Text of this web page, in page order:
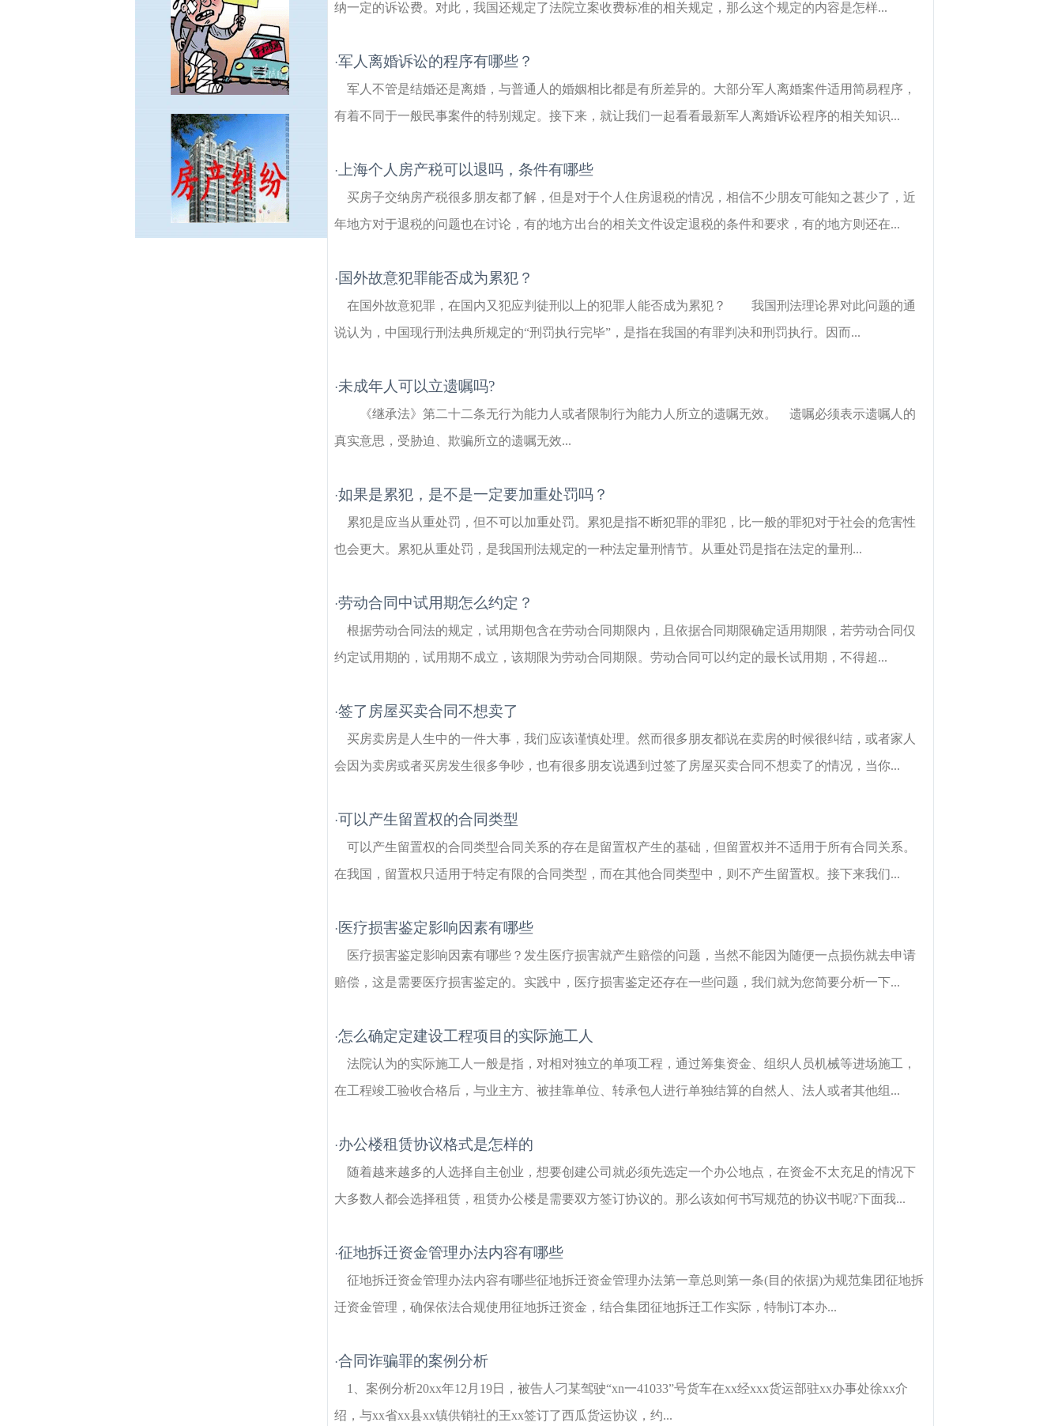
纳一定的诉讼费。对此，我国还规定了法院立案收费标准的相关规定，那么这个规定的内容是怎样...
·军人离婚诉讼的程序有哪些？
军人不管是结婚还是离婚，与普通人的婚姻相比都是有所差异的。大部分军人离婚案件适用简易程序，
有着不同于一般民事案件的特别规定。接下来，就让我们一起看看最新军人离婚诉讼程序的相关知识...
· 上海个人房产税可以退吗，条件有哪些
买房子交纳房产税很多朋友都了解，但是对于个人住房退税的情况，相信不少朋友可能知之甚少了，近
年地方对于退税的问题也在讨论，有的地方出台的相关文件设定退税的条件和要求，有的地方则还在...
· 国外故意犯罪能否成为累犯？
在国外故意犯罪，在国内又犯应判徒刑以上的犯罪人能否成为累犯？ 我国刑法理论界对此问题的通
说认为，中国现行刑法典所规定的“刑罚执行完毕”，是指在我国的有罪判决和刑罚执行。因而...
·未成年人可以立遗嘱吗?
《继承法》第二十二条无行为能力人或者限制行为能力人所立的遗嘱无效。 遗嘱必须表示遗嘱人的
真实意思，受胁迫、欺骗所立的遗嘱无效...
·如果是累犯，是不是一定要加重处罚吗？
累犯是应当从重处罚，但不可以加重处罚。累犯是指不断犯罪的罪犯，比一般的罪犯对于社会的危害性
也会更大。累犯从重处罚，是我国刑法规定的一种法定量刑情节。从重处罚是指在法定的量刑...
·劳动合同中试用期怎么约定？
根据劳动合同法的规定，试用期包含在劳动合同期限内，且依据合同期限确定适用期限，若劳动合同仅
约定试用期的，试用期不成立，该期限为劳动合同期限。劳动合同可以约定的最长试用期，不得超...
·签了房屋买卖合同不想卖了
买房卖房是人生中的一件大事，我们应该谨慎处理。然而很多朋友都说在卖房的时候很纠结，或者家人
会因为卖房或者买房发生很多争吵，也有很多朋友说遇到过签了房屋买卖合同不想卖了的情况，当你...
·可以产生留置权的合同类型
可以产生留置权的合同类型合同关系的存在是留置权产生的基础，但留置权并不适用于所有合同关系。
在我国，留置权只适用于特定有限的合同类型，而在其他合同类型中，则不产生留置权。接下来我们...
· 医疗损害鉴定影响因素有哪些
医疗损害鉴定影响因素有哪些？发生医疗损害就产生赔偿的问题，当然不能因为随便一点损伤就去申请
赔偿，这是需要医疗损害鉴定的。实践中，医疗损害鉴定还存在一些问题，我们就为您简要分析一下...
·怎么确定定建设工程项目的实际施工人
法院认为的实际施工人一般是指，对相对独立的单项工程，通过筹集资金、组织人员机械等进场施工，
在工程竣工验收合格后，与业主方、被挂靠单位、转承包人进行单独结算的自然人、法人或者其他组...
·办公楼租赁协议格式是怎样的
随着越来越多的人选择自主创业，想要创建公司就必须先选定一个办公地点，在资金不太充足的情况下
大多数人都会选择租赁，租赁办公楼是需要双方签订协议的。那么该如何书写规范的协议书呢?下面我...
·征地拆迁资金管理办法内容有哪些
征地拆迁资金管理办法内容有哪些征地拆迁资金管理办法第一章总则第一条(目的依据)为规范集团征地拆
迁资金管理，确保依法合规使用征地拆迁资金，结合集团征地拆迁工作实际，特制订本办...
·合同诈骗罪的案例分析
1、案例分析20xx年12月19日，被告人刁某驾驶“xn一41033”号货车在xx经xxx货运部驻xx办事处徐xx介
绍，与xx省xx县xx镇供销社的王xx签订了西瓜货运协议，约...